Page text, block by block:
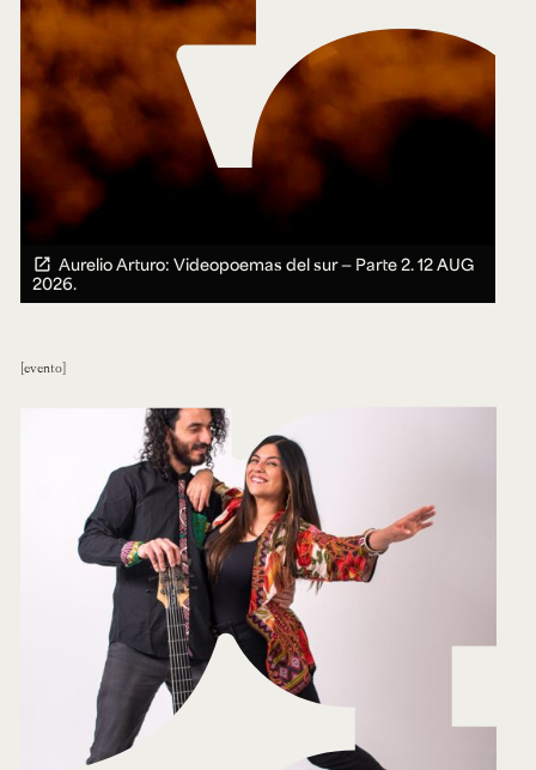
Aurelio Arturo: Videopoemas del sur — Parte 2.12 AUG
2026.
evento